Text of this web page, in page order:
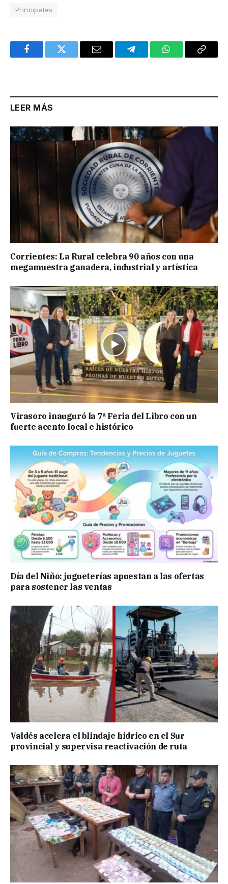
Principales
FacebookTwitter Email TelegramWhatsAppCopy
LEER MÁS
Corrientes: La Rural celebra 90 años con una
megamuestra ganadera, industrial y artística
Virasoro inauguró la 7ª Feria del Libro con un
fuerte acento local e histórico
Día del Niño: jugueterías apuestan a las ofertas
para sostener las ventas
Valdés acelera el blindaje hídrico en el Sur
provincial y supervisa reactivación de ruta